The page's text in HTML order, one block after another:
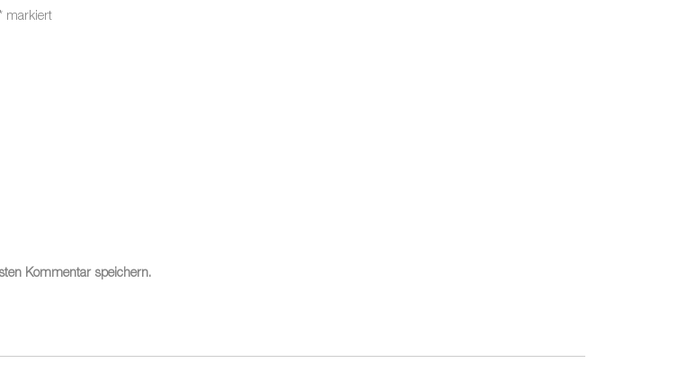
* markiert
Kommentar speichern.